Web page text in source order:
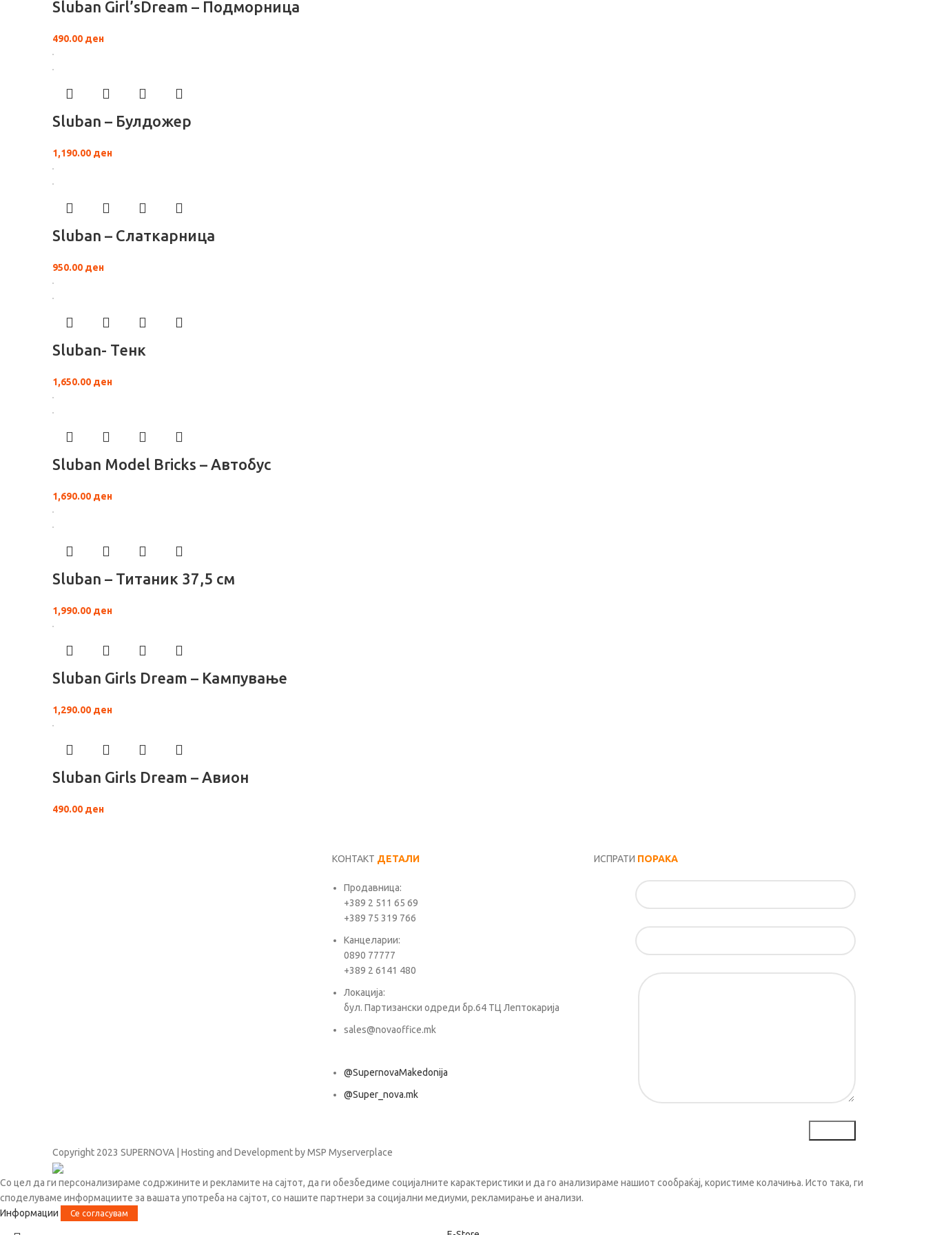
Sluban Girl’sDream – Подморница
490.00 ден
Sluban – Булдожер
1,190.00 ден
Sluban – Слаткарница
950.00 ден
Sluban- Тенк
1,650.00 ден
Sluban Model Bricks – Автобус
1,690.00 ден
Sluban – Титаник 37,5 см
1,990.00 ден
Sluban Girls Dream – Кампување
1,290.00 ден
Sluban Girls Dream – Авион
490.00 ден
КОНТАКТ ДЕТАЛИ
Продавница:
+389 2 511 65 69
+389 75 319 766
Канцеларии:
0890 77777
+389 2 6141 480
Локација:
бул. Партизански одреди бр.64 ТЦ Лептокарија
sales@novaoffice.mk
@SupernovaMakedonija
@Super_nova.mk
ИСПРАТИ ПОРАКА
Copyright 2023 SUPERNOVA | Hosting and Development by MSP Myserverplace
Со цел да ги персонализираме содржините и рекламите на сајтот, да ги обезбедиме социјалните карактеристики и да го анализираме нашиот сообраќај, користиме колачиња. Исто така, ги
споделуваме информациите за вашата употреба на сајтот, со нашите партнери за социјални медиуми, рекламирање и анализи.
Информации
Се согласувам